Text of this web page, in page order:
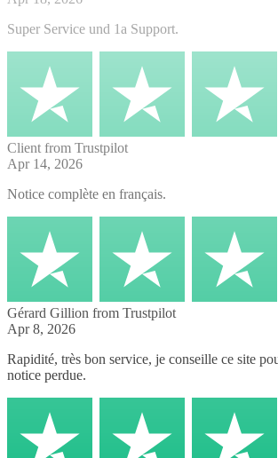
Super Service und 1a Support.
Client from Trustpilot
Apr 14, 2026
Notice complète en français.
Gérard Gillion from Trustpilot
Apr 8, 2026
Rapidité, très bon service, je conseille ce site
notice perdue.